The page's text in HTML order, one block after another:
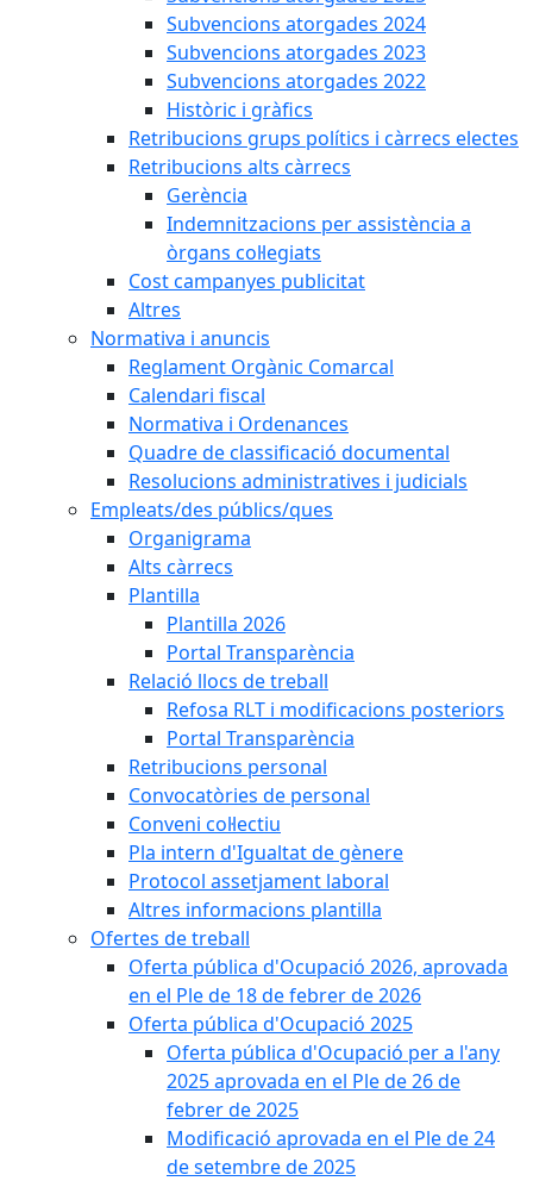
Subvencions atorgades 2024
Subvencions atorgades 2023
Subvencions atorgades 2022
Històric i gràfics
Retribucions grups polítics i càrrecs electes
Retribucions alts càrrecs
Gerència
Indemnitzacions per assistència a
òrgans col·legiats
Cost campanyes publicitat
Altres
Normativa i anuncis
Reglament Orgànic Comarcal
Calendari fiscal
Normativa i Ordenances
Quadre de classificació documental
Resolucions administratives i judicials
Empleats/des públics/ques
Organigrama
Alts càrrecs
Plantilla
Plantilla 2026
Portal Transparència
Relació llocs de treball
Refosa RLT i modificacions posteriors
Portal Transparència
Retribucions personal
Convocatòries de personal
Conveni col·lectiu
Pla intern d'Igualtat de gènere
Protocol assetjament laboral
Altres informacions plantilla
Ofertes de treball
Oferta pública d'Ocupació 2026, aprovada
en el Ple de 18 de febrer de 2026
Oferta pública d'Ocupació 2025
Oferta pública d'Ocupació per a l'any
2025 aprovada en el Ple de 26 de
febrer de 2025
Modificació aprovada en el Ple de 24
de setembre de 2025